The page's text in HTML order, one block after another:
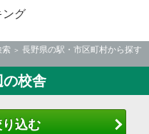
ング
索
長野県の駅・市区町村から探す
の校舎
り込む